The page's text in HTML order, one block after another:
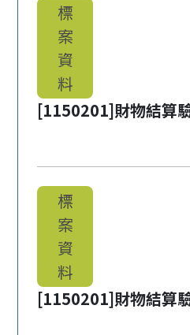
標
案
資
料
[1150201]財物結算
標
案
資
料
[1150201]財物結算